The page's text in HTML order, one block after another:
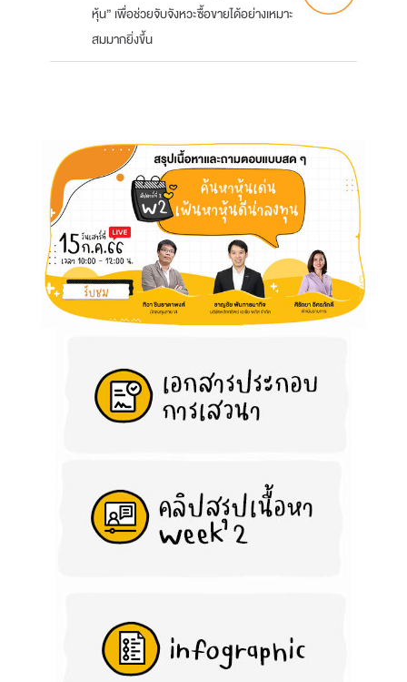
หุ้น” เพื่อช่วยจับจังหวะซื้อขายได้อย่างเหมาะ
สมมากยิ่งขึ้น